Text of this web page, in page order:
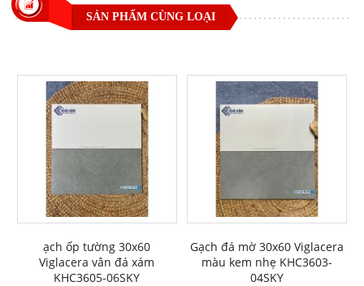
SẢN PHẨM CÙNG LOẠI
ạch ốp tường 30x60
Viglacera vân đá xám
KHC3605-06SKY
Gạch đá mờ 30x60 Viglacera
màu kem nhẹ KHC3603-
04SKY